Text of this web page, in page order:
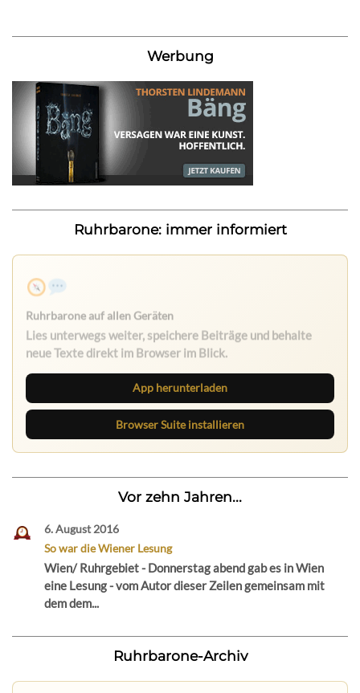
Werbung
Ruhrbarone: immer informiert
Ruhrbarone auf allen Geräten
Lies unterwegs weiter, speichere Beiträge und behalte
neue Texte direkt im Browser im Blick.
App herunterladen
Browser Suite installieren
Vor zehn Jahren...
6. August 2016
So war die Wiener Lesung
Wien/ Ruhrgebiet - Donnerstag abend gab es in Wien
eine Lesung - vom Autor dieser Zeilen gemeinsam mit
dem dem...
Ruhrbarone-Archiv